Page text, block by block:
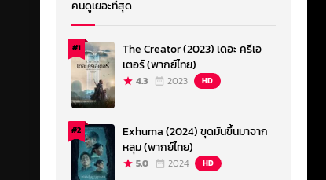
คนดูเยอะที่สุด
#1
The Creator (2023) เดอะ ครีเอ
เตอร์ (พากย์ไทย)
4.3 2023 HD
#2
Exhuma (2024) ขุดมันขึ้นมาจาก
หลุม (พากย์ไทย)
5.0 2024 HD